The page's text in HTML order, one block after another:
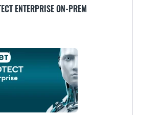
ENTERPRISE ON-PREM